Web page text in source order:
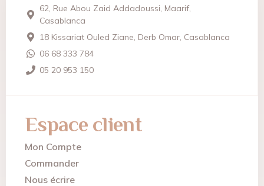
62, Rue Abou Zaid Addadoussi, Maarif,
Casablanca
18 Kissariat Ouled Ziane, Derb Omar, Casablanca
06 68 333 784
05 20 953 150
Espace client
Mon Compte
Commander
Nous écrire